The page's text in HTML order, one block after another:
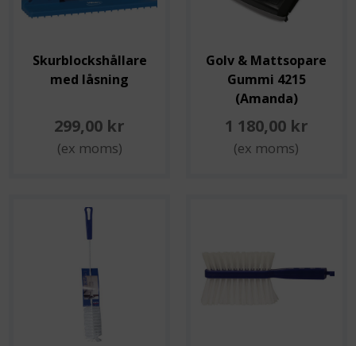
Skurblockshållare
med låsning
299,00 kr
(ex moms)
Golv & Mattsopare
Gummi 4215
(Amanda)
1 180,00 kr
(ex moms)